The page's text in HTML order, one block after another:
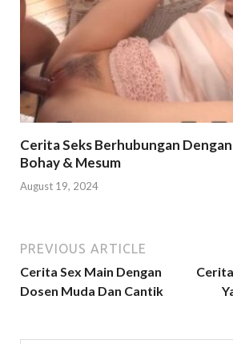
Cerita Seks Berhubungan
Bohay & Mesum
August 19, 2024
PREVIOUS ARTICLE
Cerita Sex Main Dengan
Dosen Muda Dan Cantik